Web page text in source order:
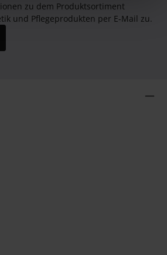
zu dem Produktsortiment
und Pflegeprodukten per E-Mail zu.